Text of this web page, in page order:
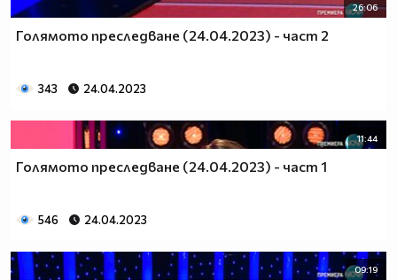
26:06
Голямото преследване (24.04.2023) - част 2
343 24.04.2023
11:44
Голямото преследване (24.04.2023) - част 1
546 24.04.2023
09:19